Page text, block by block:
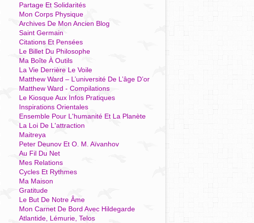
Partage Et Solidarités
Mon Corps Physique
Archives De Mon Ancien Blog
Saint Germain
Citations Et Pensées
Le Billet Du Philosophe
Ma Boîte À Outils
La Vie Derrière Le Voile
Matthew Ward – L’université De L’âge D’or
Matthew Ward - Compilations
Le Kiosque Aux Infos Pratiques
Inspirations Orientales
Ensemble Pour L'humanité Et La Planète
La Loi De L'attraction
Maitreya
Peter Deunov Et O. M. Aïvanhov
Au Fil Du Net
Mes Relations
Cycles Et Rythmes
Ma Maison
Gratitude
Le But De Notre Âme
Mon Carnet De Bord Avec Hildegarde
Atlantide, Lémurie, Telos